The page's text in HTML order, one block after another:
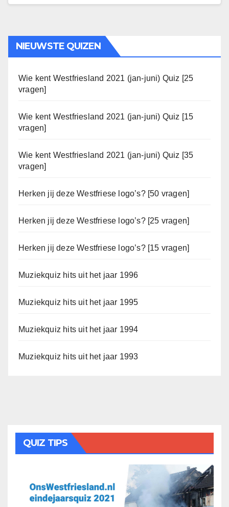
NIEUWSTE QUIZEN
Wie kent Westfriesland 2021 (jan-juni) Quiz [25
vragen]
Wie kent Westfriesland 2021 (jan-juni) Quiz [15
vragen]
Wie kent Westfriesland 2021 (jan-juni) Quiz [35
vragen]
Herken jij deze Westfriese logo’s? [50 vragen]
Herken jij deze Westfriese logo’s? [25 vragen]
Herken jij deze Westfriese logo’s? [15 vragen]
Muziekquiz hits uit het jaar 1996
Muziekquiz hits uit het jaar 1995
Muziekquiz hits uit het jaar 1994
Muziekquiz hits uit het jaar 1993
QUIZ TIPS